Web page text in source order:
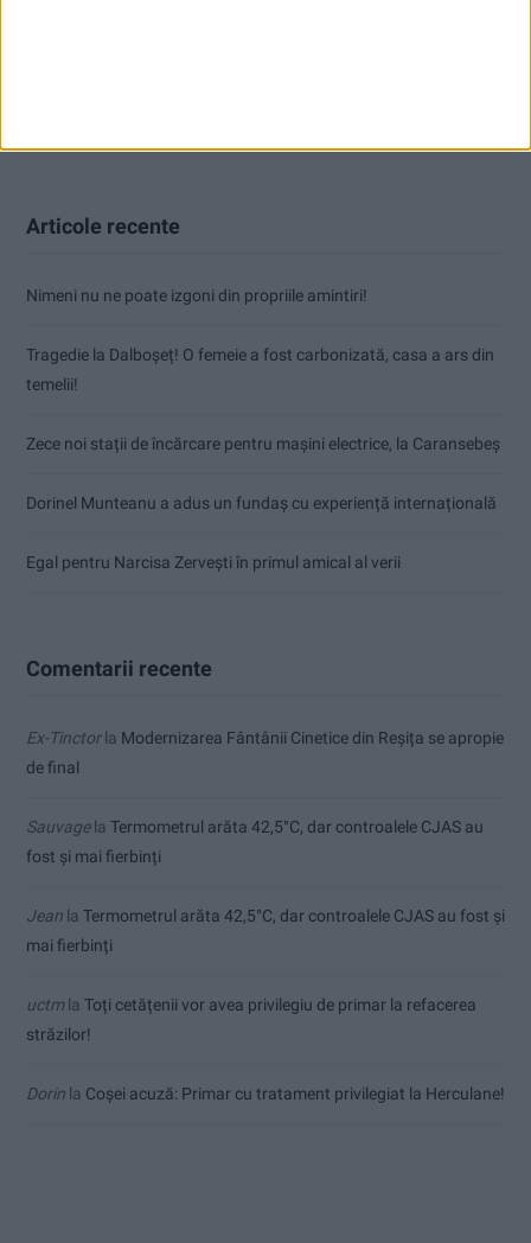
Articole recente
Nimeni nu ne poate izgoni din propriile amintiri!
Tragedie la Dalboşeț! O femeie a fost carbonizată, casa a ars din
temelii!
Zece noi stații de încărcare pentru mașini electrice, la Caransebeș
Dorinel Munteanu a adus un fundaș cu experiență internațională
Egal pentru Narcisa Zervești în primul amical al verii
Comentarii recente
Ex-Tinctorla Modernizarea Fântânii Cinetice din Reșița se apropie
de final
Sauvagela Termometrul arăta 42,5°C, dar controalele CJAS au
fost și mai fierbinți
Jean la Termometrul arăta 42,5°C, dar controalele CJAS au fost și
mai fierbinți
uctmla Toți cetățenii vor avea privilegiu de primar la refacerea
străzilor!
Dorin la Coșei acuză: Primar cu tratament privilegiat la Herculane!